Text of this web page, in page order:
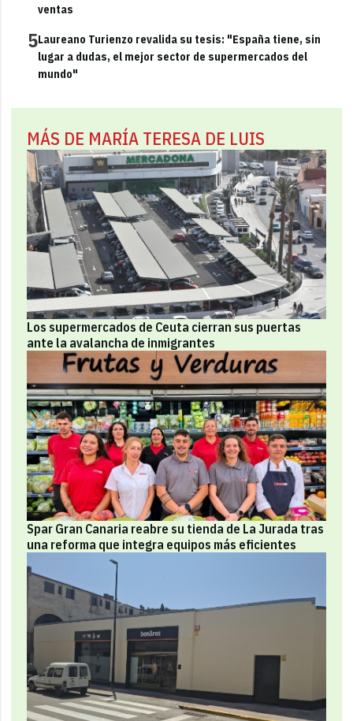
ventas
5Laureano Turienzo revalida su tesis: "España tiene, sin
lugar a dudas, el mejor sector de supermercados del
mundo"
MÁS DE MARÍA TERESA DE LUIS
Los supermercados de Ceuta cierran sus puertas
ante la avalancha de inmigrantes
Spar Gran Canaria reabre su tienda de La Jurada tras
una reforma que integra equipos más eficientes